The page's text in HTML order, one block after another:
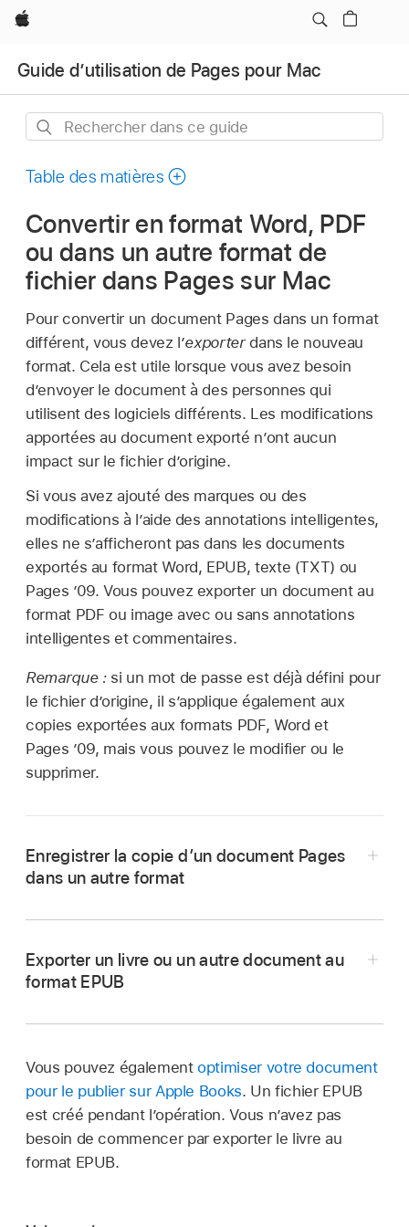
Apple
Guide d’utilisation de Pages pour Mac
Rechercher
ce
Table des matières
Convertir en format Word, PDF
ou dans un autre format de
fichier dans Pages sur Mac
Pour convertir un document Pages dans un format
différent, vous devez l’exporterdans le nouveau
format. Cela est utile lorsque vous avez besoin
d’envoyer le document à des personnes qui
utilisent des logiciels différents. Les modifications
apportées au document exporté n’ont aucun
impact sur le fichier d’origine.
Si vous avez ajouté des marques ou des
modifications à l’aide des annotations intelligentes,
elles ne s’afficheront pas dans les documents
exportés au format Word, EPUB, texte (TXT) ou
Pages ’09. Vous pouvez exporter un document au
format PDF ou image avec ou sans annotations
intelligentes et commentaires.
Remarque : si un mot de passe est déjà défini pour
le fichier d’origine, il s’applique également aux
copies exportées aux formats PDF, Word et
Pages ’09, mais vous pouvez le modifier ou le
supprimer.
Enregistrer la copie d’un document Pages
dans un autre format
Exporter vers > [format de fichier] (le menu
PDF : Il est possible d’ouvrir et parfois de
modifier ces fichiers avec des applications
telles qu’Aperçu et Adobe Acrobat. Cliquez
sur le menu local « Qualité de l’image »,
puis choisissez une option (plus la qualité
Exporter un livre ou un autre document au
format EPUB
Accédez à l’app Pages
sur votre Mac.
Ouvrez le document, puis choisissez Fichier >
Exporter vers > EPUB (le menu Fichier se
Vous pouvez égalementoptimiser votre document
pour le publier sur Apple Books. Un fichier EPUB
est créé pendant l’opération. Vous n’avez pas
besoin de commencer par exporter le livre au
format EPUB.